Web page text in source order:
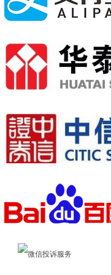
微信投诉服务